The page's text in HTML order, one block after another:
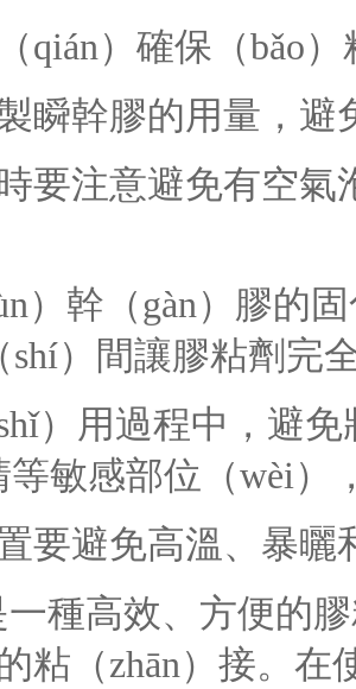
qián）確保（bǎo
瞬幹膠的用量，避
要注意避免有空
）幹（gàn）膠的
）間讓膠粘劑完
）用過程中，避
等敏感部位（wèi
要避免高溫、暴曬
種高效、方便的
粘（zhān）接。